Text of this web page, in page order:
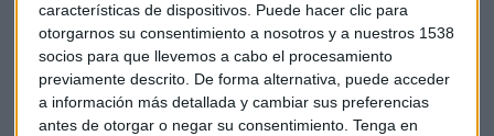
características de dispositivos. Puede hacer clic para
otorgarnos su consentimiento a nosotros y a nuestros 1538
socios para que llevemos a cabo el procesamiento
previamente descrito. De forma alternativa, puede acceder
a información más detallada y cambiar sus preferencias
antes de otorgar o negar su consentimiento. Tenga en